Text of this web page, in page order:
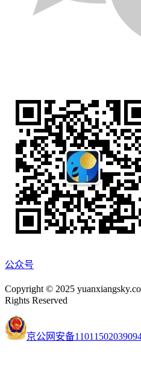
公众号
Copyright © 2025
Rights Reserved
京公网安备